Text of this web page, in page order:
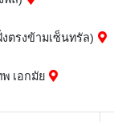
ตรงข้ามเซ็นทรัล)
เอกมัย